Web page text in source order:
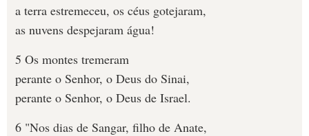
a terra estremeceu, os céus gotejaram,
as nuvens despejaram água!
5 Os montes tremeram
perante o Senhor, o Deus do Sinai,
perante o Senhor, o Deus de Israel.
6 "Nos dias de Sangar, filho de Anate,